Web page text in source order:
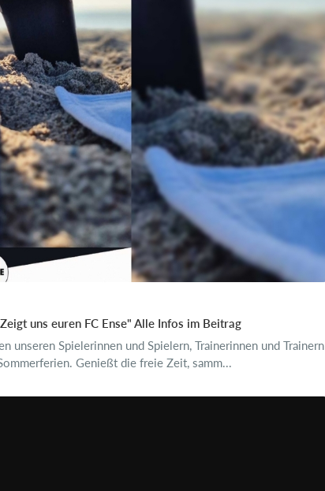
uns euren FC Ense" Alle Infos im Beitrag
Spielerinnen und Spielern, Trainerinnen und Trainern
Genießt die freie Zeit, samm...